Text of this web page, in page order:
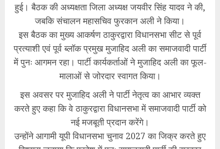
हुई। बैठक की अध्यक्षता जिला अध्यक्ष जयवीर सिंह यादव ने की,
जबकि संचालन महासचिव फुरकान अली ने किया।
इस बैठक का मुख्य आकर्षण ठाकुरद्वारा विधानसभा सीट से पूर्व
प्रत्याशी एवं पूर्व ब्लॉक प्रमुख मुजाहिद अली का समाजवादी पार्टी
में पुनः आगमन रहा। पार्टी कार्यकर्ताओं ने मुजाहिद अली का फूल-
मालाओं से जोरदार स्वागत किया।
इस अवसर पर मुजाहिद अली ने पार्टी नेतृत्व का आभार व्यक्त
करते हुए कहा कि वे ठाकुरद्वारा विधानसभा में समाजवादी पार्टी को
नई मजबूती प्रदान करेंगे।
उन्होंने आगामी यूपी विधानसभा चुनाव 2027 का जिक्र करते हुए